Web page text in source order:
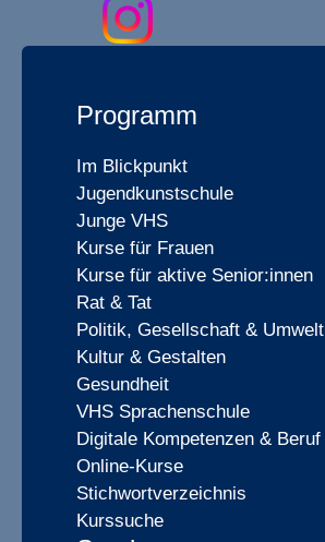
Programm
Im Blickpunkt
Jugendkunstschule
Junge VHS
Kurse für Frauen
Kurse für aktive Senior:innen
Rat & Tat
Politik, Gesellschaft & Umwelt
Kultur & Gestalten
Gesundheit
VHS Sprachenschule
Digitale Kompetenzen & Beruf
Online-Kurse
Stichwortverzeichnis
Kurssuche